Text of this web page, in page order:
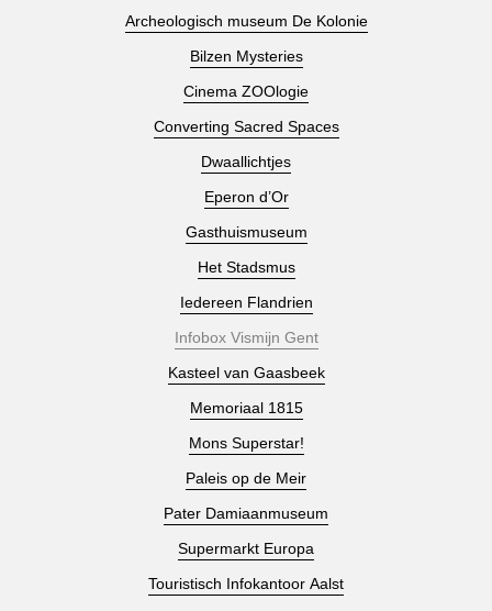
Archeologisch museum De Kolonie
Bilzen Mysteries
Cinema ZOOlogie
Converting Sacred Spaces
Dwaallichtjes
Eperon d’Or
Gasthuismuseum
Het Stadsmus
Iedereen Flandrien
Infobox Vismijn Gent
Kasteel van Gaasbeek
Memoriaal 1815
Mons Superstar!
Paleis op de Meir
Pater Damiaanmuseum
Supermarkt Europa
Touristisch Infokantoor Aalst